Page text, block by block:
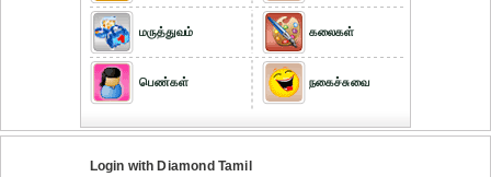
மருத்துவம்
பெண்கள்
கலைகள்
நகைச்சுவை
Login with Diamond Tamil